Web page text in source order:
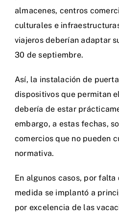
almacenes, centros
culturales e
viajeros deberían adaptar
30 de septiembre.
Así, la instalación de
dispositivos que permitan
debería de estar
embargo, a estas fechas,
comercios que no pueden
normativa.
En algunos casos, por
medida se implantó a
por excelencia de las